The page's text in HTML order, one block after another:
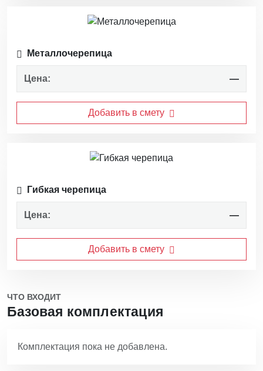
Металлочерепица
Цена: —
Добавить в смету
Гибкая черепица
Цена: —
Добавить в смету
ЧТО ВХОДИТ
Базовая комплектация
Комплектация пока не добавлена.